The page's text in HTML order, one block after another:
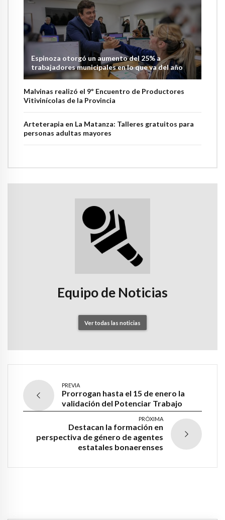
Espinoza otorgó un aumento del 25% a
trabajadores municipales en lo que va del año
Malvinas realizó el 9º Encuentro de Productores
Vitivinícolas de la Provincia
Arteterapia en La Matanza: Talleres gratuitos para
personas adultas mayores
Equipo de Noticias
Ver todas las noticias
PREVIA
Prorrogan hasta el 15 de enero la
validación del Potenciar Trabajo
PRÓXIMA
Destacan la formación en
perspectiva de género de agentes
estatales bonaerenses